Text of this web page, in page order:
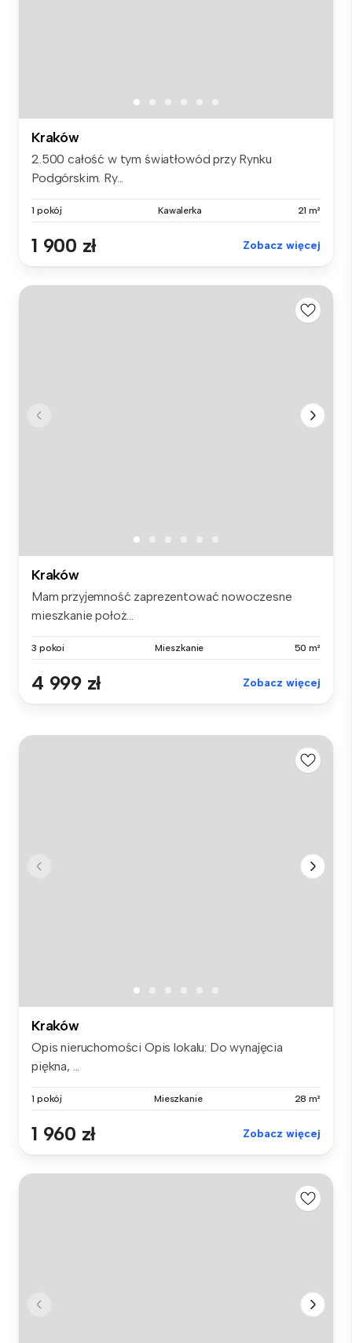
Kraków
2.500 całość w tym światłowód przy Rynku
Podgórskim. Ry...
1 pokój Kawalerka 21 m²
1 900 zł Zobacz więcej
Kraków
Mam przyjemność zaprezentować nowoczesne
mieszkanie położ...
3 pokoi Mieszkanie 50 m²
4 999 zł Zobacz więcej
Kraków
Opis nieruchomości Opis lokalu: Do wynajęcia
piękna, ...
1 pokój Mieszkanie 28 m²
1 960 zł Zobacz więcej